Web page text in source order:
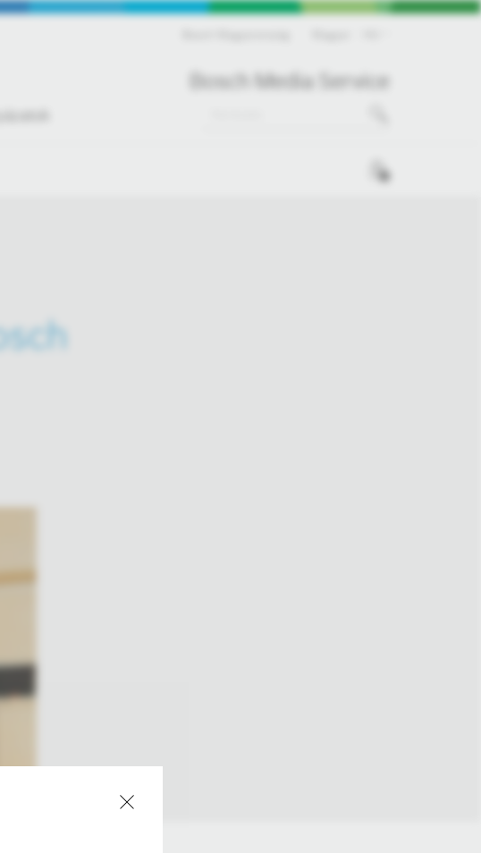
Bosch Media Service